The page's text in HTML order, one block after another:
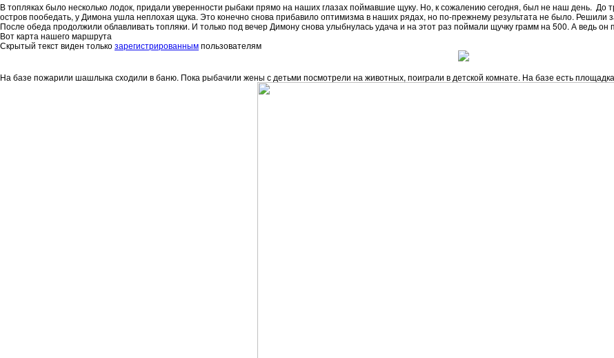
В топляках было несколько лодок, придали уверенности рыбаки прямо на наших глазах поймавшие щуку. Но, к сожалению сегодня, был не наш день. До
остров пообедать, у Димона ушла неплохая щука. Это конечно снова прибавило оптимизма в наших рядах, но по-прежнему результата не было. Решили
После обеда продолжили облавливать топляки. И только под вечер Димону снова улыбнулась удача и на этот раз поймали щучку грамм на 500. А ведь
Вот карта нашего маршрута
Скрытый текст виден толькозарегистрированнымпользователям
На базе пожарили шашлыка сходили в баню. Пока рыбачили жены с детьми посмотрели на животных, поиграли в детской комнате. На базе есть